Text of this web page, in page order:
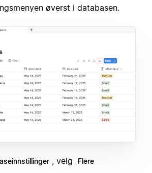
øverst i databasen.
, velg
Flere